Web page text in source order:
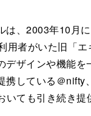
、2003年10月に
用者がいた旧「エ
デザインや機能を
している＠nifty
ても引き続き提